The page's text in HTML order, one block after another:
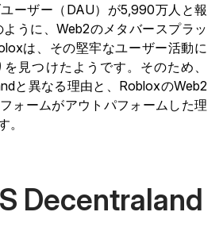
ーザー（DAU）が5,990万人と報
ように、Web2のメタバースプラッ
は、その堅牢なユーザー活動に
見つけたようです。そのため、
と異なる理由と、RobloxのWeb2
ォームがアウトパフォームした理
。
Decentraland